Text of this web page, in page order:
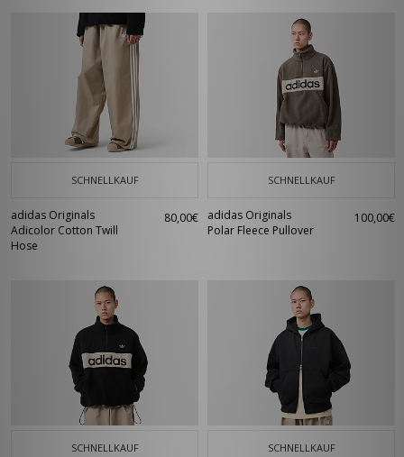
SCHNELLKAUF
adidas Originals
Adicolor Cotton Twill
Hose
80,00€
SCHNELLKAUF
adidas Originals
Polar Fleece Pullover
100,00€
SCHNELLKAUF SCHNELLKAUF